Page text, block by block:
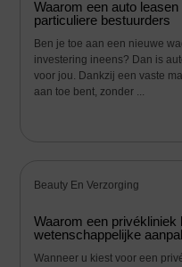
Waarom een auto
particuliere bestuurders
Ben je toe aan een nieuwe
investering ineens? Dan is
voor jou. Dankzij een vaste
aan toe bent, zonder ...
Beauty En Verzorging
Waarom een privékliniek
wetenschappelijke
Wanneer u kiest voor een